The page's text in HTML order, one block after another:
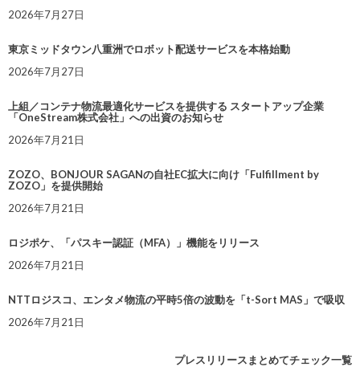
2026年7月27日
東京ミッドタウン八重洲でロボット配送サービスを本格始動
2026年7月27日
上組／コンテナ物流最適化サービスを提供する スタートアップ企業
「OneStream株式会社」への出資のお知らせ
2026年7月21日
ZOZO、BONJOUR SAGANの自社EC拡大に向け「Fulfillment by
ZOZO」を提供開始
2026年7月21日
ロジポケ、「パスキー認証（MFA）」機能をリリース
2026年7月21日
NTTロジスコ、エンタメ物流の平時5倍の波動を「t-Sort MAS」で吸収
2026年7月21日
プレスリリースまとめてチェック一覧